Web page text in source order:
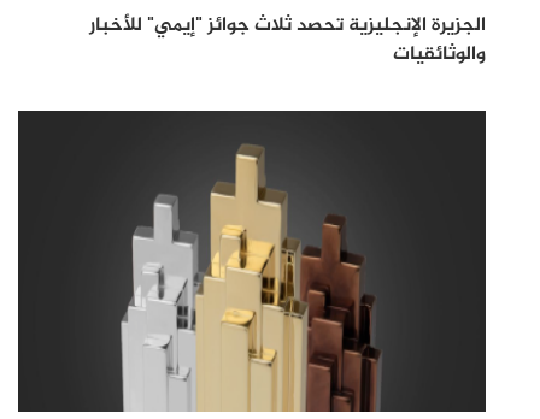
الجزيرة الإنجليزية تحصد ثلاث جوائز "إيمي" للأخبار
والوثائقيات